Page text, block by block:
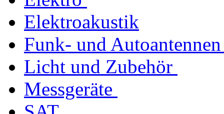
Elektroakustik
Funk- und Autoantennen
Licht und Zubehör
Messgeräte